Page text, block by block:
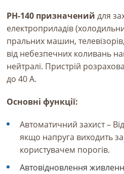
РН-140 призначений для
електроприладів
пральних машин, телевізорів,
від небезпечних коливань
нейтралі. Пристрій
до 40 А.
Основні функції:
Автоматичний захист –
якщо напруга виходить
користувачем порогів.
Автовідновлення